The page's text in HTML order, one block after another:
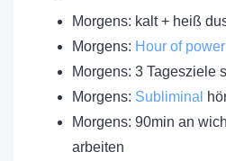
Morgens: kalt + heiß
Morgens: Hour of power
Morgens: 3 Tagesziele
Morgens: Subliminal
Morgens: 90min an
arbeiten